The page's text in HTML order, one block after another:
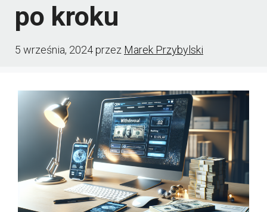
po kroku
5 września, 2024przez Marek Przybylski